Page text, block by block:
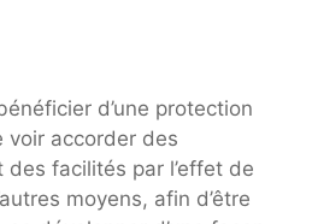
d’une protection
voir accorder des
des facilités par l’effet de
moyens, afin d’être